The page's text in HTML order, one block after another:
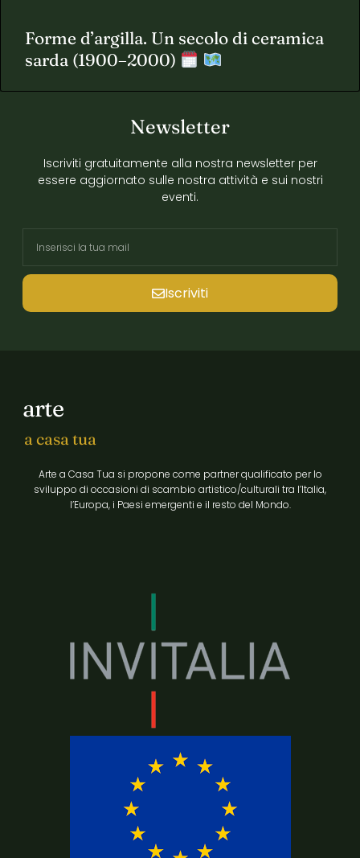
Forme d’argilla. Un secolo di ceramica
sarda (1900–2000)
Newsletter
Iscriviti gratuitamente alla nostra newsletter per
essere aggiornato sulle nostra attività e sui nostri
eventi.
Iscriviti
arte
a casa tua
Arte a Casa Tua si propone come partner qualificato per lo
sviluppo di occasioni di scambio artistico/culturali tra l’Italia,
l’Europa, i Paesi emergenti e il resto del Mondo.